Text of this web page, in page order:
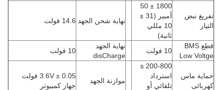
تفريغ نبض
التيار
1800 ± 50
أمبير (
31 ±
10 مللي
ثانية)
نهاية شحن الجهد 14.6 فولت
قطع BMS
Low Voltge
10 فولت
نهاية الجهد
disCharge
10 فولت
حماية ماس
كهربائى
200-800 s
استرداد
تلقائي أو
موازنة الجهد
3.6V ± 0.05 فولت
جهاز كمبيوتر